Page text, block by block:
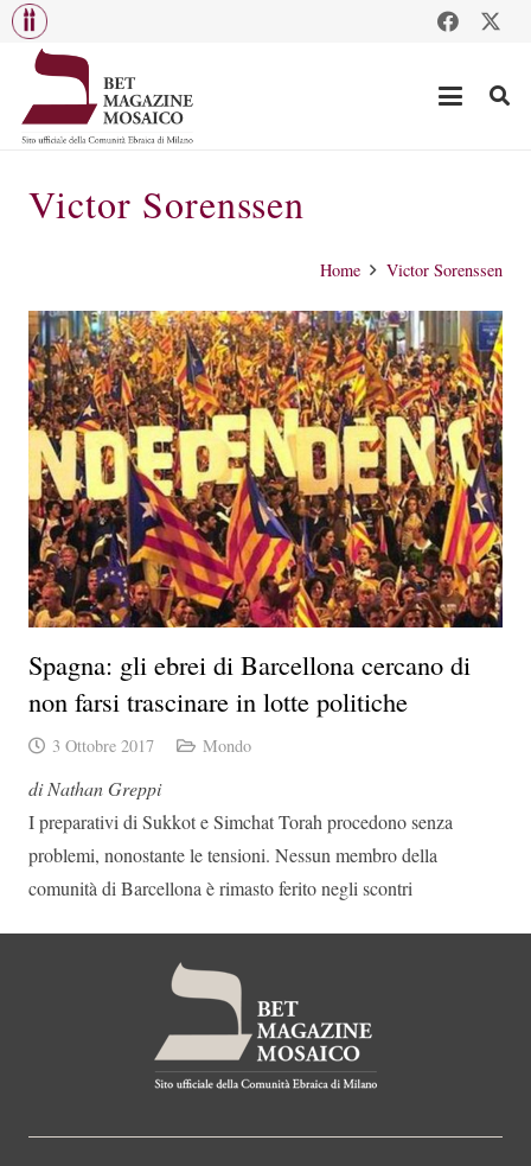
Victor Sorenssen
Home Victor Sorenssen
Spagna: gli ebrei di Barcellona cercano di
non farsi trascinare in lotte politiche
3 Ottobre 2017 Mondo
di Nathan Greppi
I preparativi di Sukkot e Simchat Torah procedono senza
problemi, nonostante le tensioni. Nessun membro della
comunità di Barcellona è rimasto ferito negli scontri